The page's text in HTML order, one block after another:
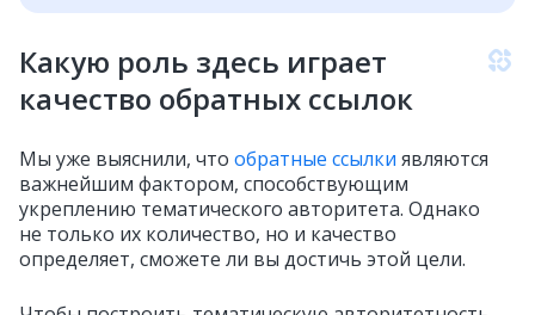
Какую роль здесь играет
качество обратных ссылок
Мы уже выяснили, что обратные ссылки являются
важнейшим фактором, способствующим
укреплению тематического авторитета. Однако
не только их количество, но и качество
определяет, сможете ли вы достичь этой цели.